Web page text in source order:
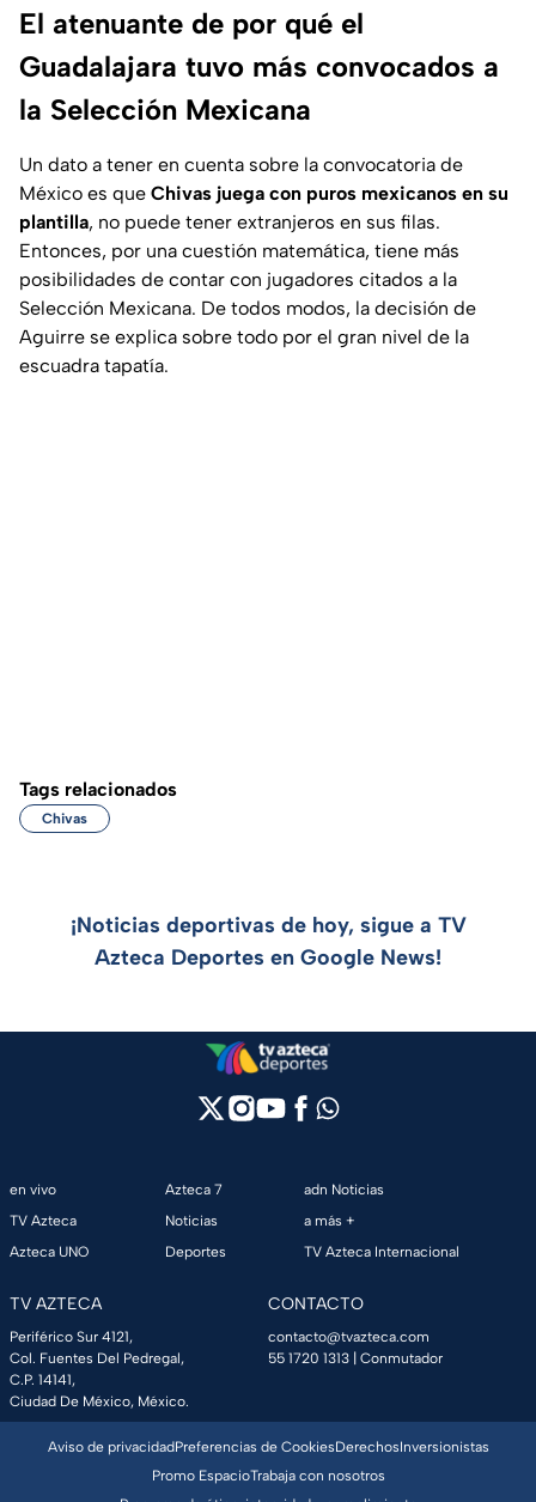
El atenuante de por qué el
Guadalajara tuvo más convocados a
la Selección Mexicana
Un dato a tener en cuenta sobre la convocatoria de
México es que Chivas juega con puros mexicanos en su
plantilla, no puede tener extranjeros en sus filas.
Entonces, por una cuestión matemática, tiene más
posibilidades de contar con jugadores citados a la
Selección Mexicana. De todos modos, la decisión de
Aguirre se explica sobre todo por el gran nivel de la
escuadra tapatía.
Tags relacionados
Chivas
¡Noticias deportivas de hoy, sigue a TV
Azteca Deportes en Google News!
en vivo
TV Azteca
Azteca UNO
Azteca 7
Noticias
Deportes
adn Noticias
a más +
TV Azteca Internacional
TV AZTECA
Periférico Sur 4121,
Col. Fuentes Del Pedregal,
C.P. 14141,
Ciudad De México, México.
CONTACTO
contacto@tvazteca.com
55 1720 1313 | Conmutador
Aviso de privacidadPreferencias de CookiesDerechosInversionistas
Promo EspacioTrabaja con nosotros